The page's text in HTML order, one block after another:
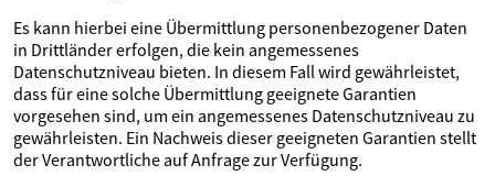
Es kann hierbei eine Übermittlung personenbezogener Daten
in Drittländer erfolgen, die kein angemessenes
Datenschutzniveau bieten. In diesem Fall wird gewährleistet,
dass für eine solche Übermittlung geeignete Garantien
vorgesehen sind, um ein angemessenes Datenschutzniveau zu
gewährleisten. Ein Nachweis dieser geeigneten Garantien stellt
der Verantwortliche auf Anfrage zur Verfügung.